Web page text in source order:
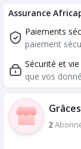
Assurance
Paiements
paiement
Sécurité et
que vos
2